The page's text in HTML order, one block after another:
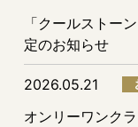
「クールストー
定のお知らせ
2026.05.21
オンリーワンク